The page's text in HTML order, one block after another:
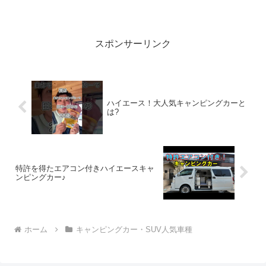
スポンサーリンク
ハイエース！大人気キャンピングカーと
は?
特許を得たエアコン付きハイエースキャ
ンピングカー♪
ホーム キャンピングカー・SUV人気車種